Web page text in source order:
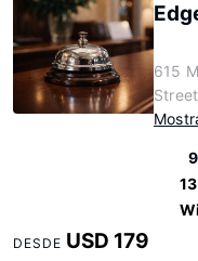
615
DESDE USD 179